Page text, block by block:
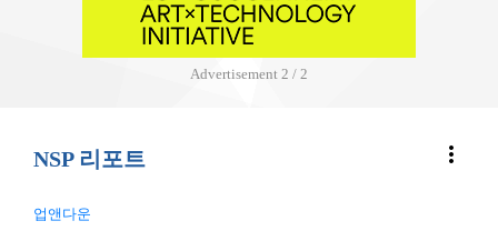
Advertisement 2 / 2
NSP 리포트 more_vert
업앤다운